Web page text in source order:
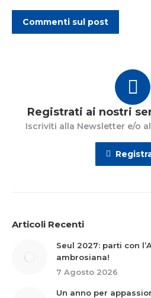
Commenti sul post
Registrati ai nostri
Iscriviti alla Newsletter e/o
Articoli Recenti
Seul 2027: parti con
ambrosiana!
7 Agosto 2026
Un anno per